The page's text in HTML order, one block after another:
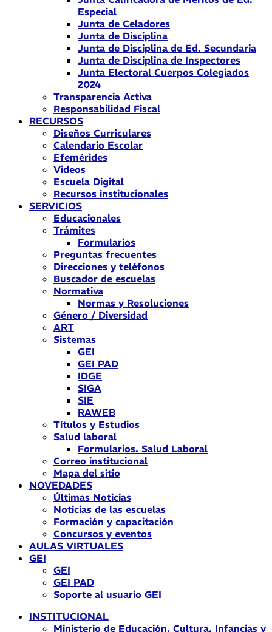
Especial
Junta de Celadores
Junta de Disciplina
Junta de Disciplina de Ed. Secundaria
Junta de Disciplina de Inspectores
Junta Electoral Cuerpos Colegiados
2024
Transparencia Activa
Responsabilidad Fiscal
RECURSOS
Diseños Curriculares
Calendario Escolar
Efemérides
Videos
Escuela Digital
Recursos institucionales
SERVICIOS
Educacionales
Trámites
Formularios
Preguntas frecuentes
Direcciones y teléfonos
Buscador de escuelas
Normativa
Normas y Resoluciones
Género / Diversidad
ART
Sistemas
GEI
GEI PAD
IDGE
SIGA
SIE
RAWEB
Títulos y Estudios
Salud laboral
Formularios. Salud Laboral
Correo institucional
Mapa del sitio
NOVEDADES
Últimas Noticias
Noticias de las escuelas
Formación y capacitación
Concursos y eventos
AULAS VIRTUALES
GEI
GEI
GEI PAD
Soporte al usuario GEI
INSTITUCIONAL
Ministerio de Educación, Cultura, Infancias y